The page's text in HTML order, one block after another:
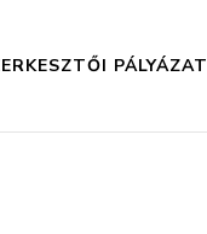
PÁLYÁZAT